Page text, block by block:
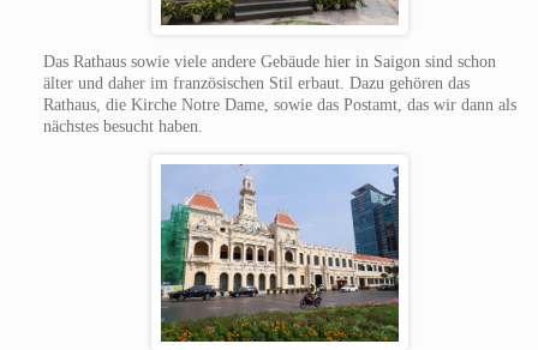
Das Rathaus sowie viele andere Gebäude hier in Saigon sind schon
älter und daher im französischen Stil erbaut. Dazu gehören das
Rathaus, die Kirche Notre Dame, sowie das Postamt, das wir dann als
nächstes besucht haben.